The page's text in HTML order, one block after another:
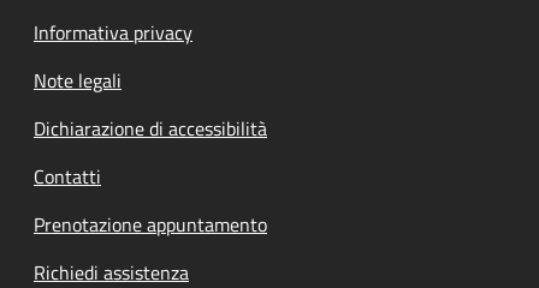
Informativa privacy
Note legali
Dichiarazione di accessibilità
Contatti
Prenotazione appuntamento
Richiedi assistenza